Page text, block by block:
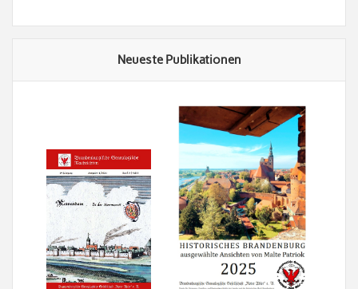
Neueste Publikationen